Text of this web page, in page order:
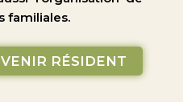
familiales.
RÉSIDENT